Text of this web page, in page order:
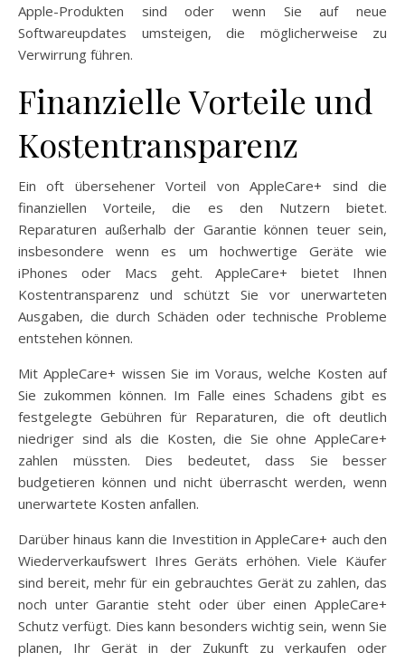
Apple-Produkten sind oder wenn Sie auf neue
Softwareupdates umsteigen, die möglicherweise zu
Verwirrung führen.
Finanzielle Vorteile und
Kostentransparenz
Ein oft übersehener Vorteil von AppleCare+ sind die
finanziellen Vorteile, die es den Nutzern bietet.
Reparaturen außerhalb der Garantie können teuer sein,
insbesondere wenn es um hochwertige Geräte wie
iPhones oder Macs geht. AppleCare+ bietet Ihnen
Kostentransparenz und schützt Sie vor unerwarteten
Ausgaben, die durch Schäden oder technische Probleme
entstehen können.
Mit AppleCare+ wissen Sie im Voraus, welche Kosten auf
Sie zukommen können. Im Falle eines Schadens gibt es
festgelegte Gebühren für Reparaturen, die oft deutlich
niedriger sind als die Kosten, die Sie ohne AppleCare+
zahlen müssten. Dies bedeutet, dass Sie besser
budgetieren können und nicht überrascht werden, wenn
unerwartete Kosten anfallen.
Darüber hinaus kann die Investition in AppleCare+ auch den
Wiederverkaufswert Ihres Geräts erhöhen. Viele Käufer
sind bereit, mehr für ein gebrauchtes Gerät zu zahlen, das
noch unter Garantie steht oder über einen AppleCare+
Schutz verfügt. Dies kann besonders wichtig sein, wenn Sie
planen, Ihr Gerät in der Zukunft zu verkaufen oder